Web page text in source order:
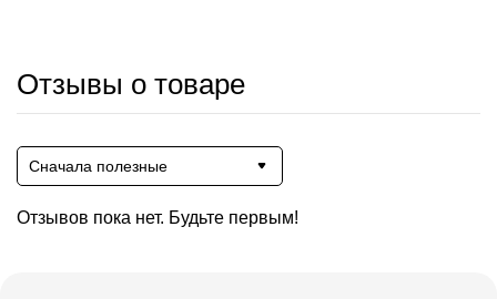
Отзывы о товаре
Сначала полезные
Отзывов пока нет. Будьте первым!